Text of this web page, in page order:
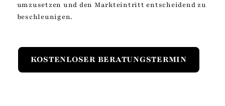
umzusetzen und den Markteintritt entscheidend zu
beschleunigen.
KOSTENLOSER BERATUNGSTERMIN